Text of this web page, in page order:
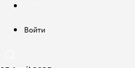
Войти